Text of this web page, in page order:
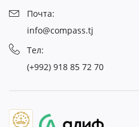
Почта:
info@compass.tj
Тел:
(+992) 918 85 72 70